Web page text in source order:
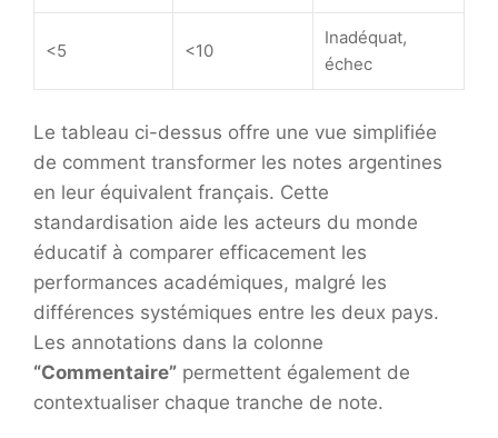
<5 <10
Inadéquat,
échec
Le tableau ci-dessus offre une vue simplifiée
de comment transformer les notes argentines
en leur équivalent français. Cette
standardisation aide les acteurs du monde
éducatif à comparer efficacement les
performances académiques, malgré les
différences systémiques entre les deux pays.
Les annotations dans la colonne
“Commentaire” permettent également de
contextualiser chaque tranche de note.